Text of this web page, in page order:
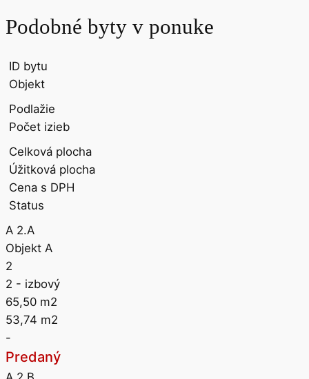
Podobné byty v ponuke
ID bytu
Objekt
Podlažie
Počet izieb
Celková plocha
Úžitková plocha
Cena s DPH
Status
A 2.A
Objekt A
2
2 - izbový
65,50 m2
53,74 m2
-
Predaný